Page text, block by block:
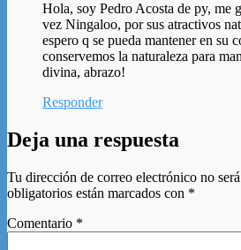
Hola, soy Pedro Acosta de py, me
vez Ningaloo, por sus atractivos
espero q se pueda mantener en su
conservemos la naturaleza para
divina, abrazo!
Responder
Deja una respuesta
Tu dirección de correo electrónico no
obligatorios están marcados con *
Comentario *